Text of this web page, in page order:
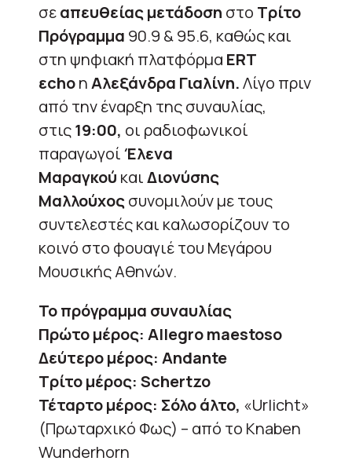
σεαπευθείας μετάδοση στο Τρίτο
Πρόγραμμα 90.9 & 95.6, καθώς και
στη ψηφιακή πλατφόρμα ERT
εchoηΑλεξάνδρα Γιαλίνη.Λίγο πριν
από την έναρξη της συναυλίας,
στις19:00, οι ραδιοφωνικοί
παραγωγοίΈλενα
Μαραγκού καιΔιονύσης
Μαλλούχοςσυνομιλούν με τους
συντελεστές και καλωσορίζουν το
κοινό στο φουαγιέ του Μεγάρου
Μουσικής Αθηνών.
Το πρόγραμμα συναυλίας
Πρώτο μέρος: Allegro maestoso
Δεύτερο μέρος: Andante
Τρίτο μέρος: Schertzo
Τέταρτο μέρος: Σόλο άλτο, «Urlicht»
(Πρωταρχικό Φως) – από το Knaben
Wunderhorn